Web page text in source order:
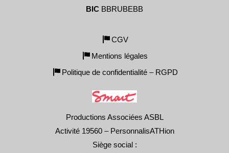
BIC BBRUBEBB
CGV
Mentions légales
Politique de confidentialité – RGPD
Productions Associées ASBL
Activité 19560 – PersonnalisATHion
Siège social :